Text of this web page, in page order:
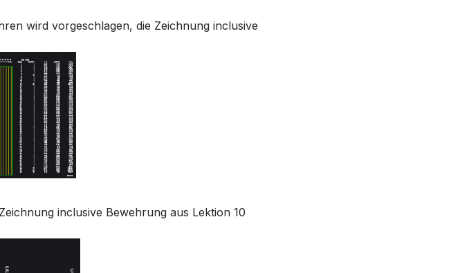
wird vorgeschlagen, die Zeichnung inclusive
inclusive Bewehrung aus Lektion 10